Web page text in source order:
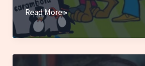
CFMC
53
–
Scooby
Read More »